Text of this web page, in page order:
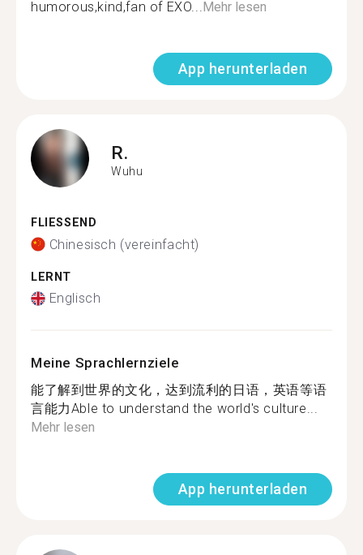
humorous,kind,fan of EXO...Mehr lesen
App herunterladen
R.
Wuhu
FLIESSEND
Chinesisch (vereinfacht)
LERNT
Englisch
Meine Sprachlernziele
能了解到世界的文化，达到流利的日语，英语等语
言能力Able to understand the world's culture...
Mehr lesen
App herunterladen